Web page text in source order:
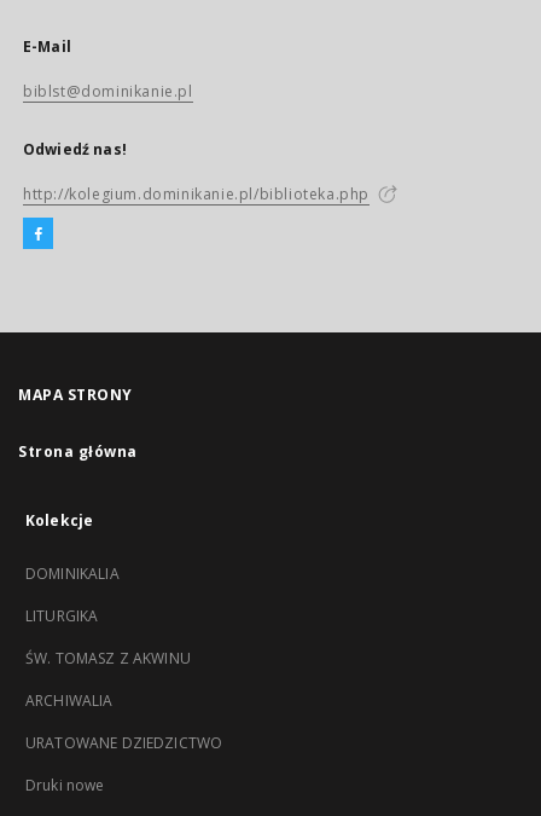
E-Mail
biblst@dominikanie.pl
Odwiedź nas!
http://kolegium.dominikanie.pl/biblioteka.php
MAPA STRONY
Strona główna
Kolekcje
DOMINIKALIA
LITURGIKA
ŚW. TOMASZ Z AKWINU
ARCHIWALIA
URATOWANE DZIEDZICTWO
Druki nowe